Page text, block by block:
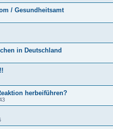
/ Gesundheitsamt
in Deutschland
herbeiführen?